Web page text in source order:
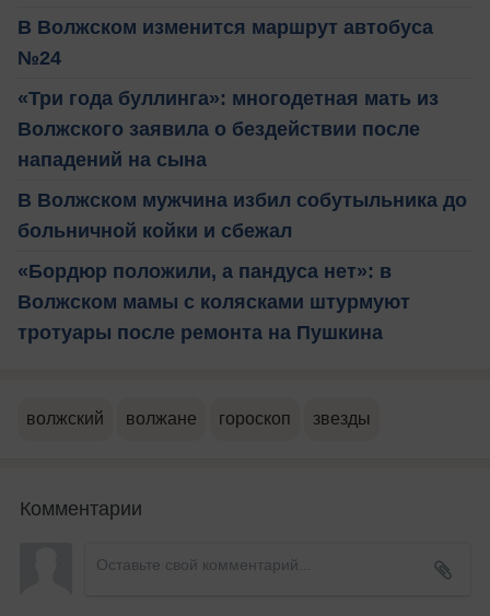
В Волжском изменится маршрут автобуса
№24
«Три года буллинга»: многодетная мать из
Волжского заявила о бездействии после
нападений на сына
В Волжском мужчина избил собутыльника до
больничной койки и сбежал
«Бордюр положили, а пандуса нет»: в
Волжском мамы с колясками штурмуют
тротуары после ремонта на Пушкина
волжский волжане гороскоп звезды
Комментарии